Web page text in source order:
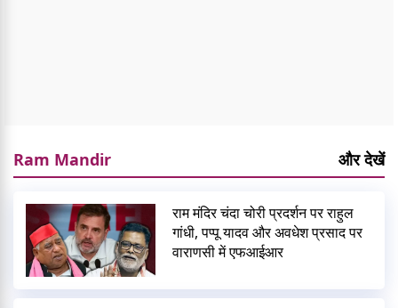
Ram Mandir और देखें
राम मंदिर चंदा चोरी प्रदर्शन पर राहुल
गांधी, पप्पू यादव और अवधेश प्रसाद पर
वाराणसी में एफआईआर